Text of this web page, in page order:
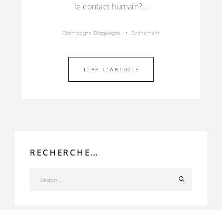
le contact humain?…
Champagne Bragelogne Événement
LIRE L'ARTICLE
RECHERCHE…